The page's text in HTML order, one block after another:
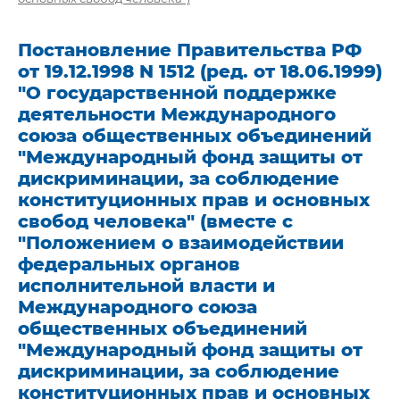
Постановление Правительства РФ
от 19.12.1998 N 1512 (ред. от 18.06.1999)
"О государственной поддержке
деятельности Международного
союза общественных объединений
"Международный фонд защиты от
дискриминации, за соблюдение
конституционных прав и основных
свобод человека" (вместе с
"Положением о взаимодействии
федеральных органов
исполнительной власти и
Международного союза
общественных объединений
"Международный фонд защиты от
дискриминации, за соблюдение
конституционных прав и основных